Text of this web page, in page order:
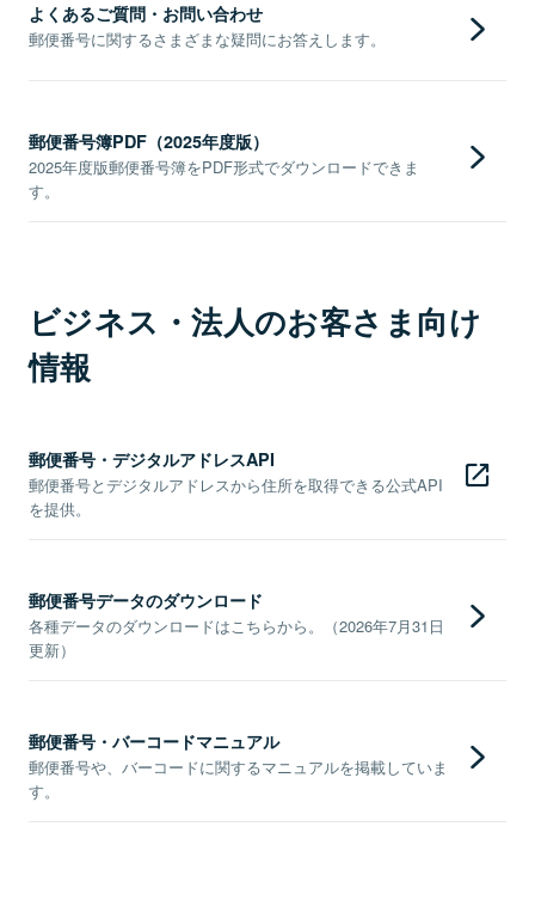
よくあるご質問・お問い合わせ
郵便番号に関するさまざまな疑問にお答えします。
郵便番号簿PDF（2025年度版）
2025年度版郵便番号簿をPDF形式でダウンロードできま
す。
ビジネス・法人のお客さま向け
情報
郵便番号・デジタルアドレスAPI
郵便番号とデジタルアドレスから住所を取得できる公式API
を提供。
郵便番号データのダウンロード
各種データのダウンロードはこちらから。（2026年7月31日
更新）
郵便番号・バーコードマニュアル
郵便番号や、バーコードに関するマニュアルを掲載していま
す。